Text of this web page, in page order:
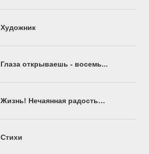
Художник
Глаза открываешь - восемь...
Жизнь! Нечаянная радость…
Стихи